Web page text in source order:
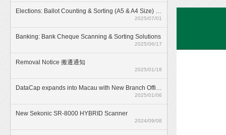
Elections: Ballot Counting & Sorting (A5 & A4 Size) With ElectionAnyTime
2025/07/01
Banking: Bank Cheque Scanning & Sorting Solutions
2025/06/17
Removal Notice 搬遷通知
2025/01/18
DataCap expands into Macau with New Branch Office
2025/01/06
New Sekonic SR-8000 HYBRID Scanner
2024/09/08